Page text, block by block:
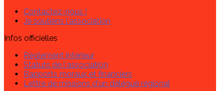
Contactez-nous !
Je soutiens l'association
Infos officielles
Règlement intérieur
Statuts de l'association
Rapports moraux et financiers
Lettre de missions d'un délégué régional